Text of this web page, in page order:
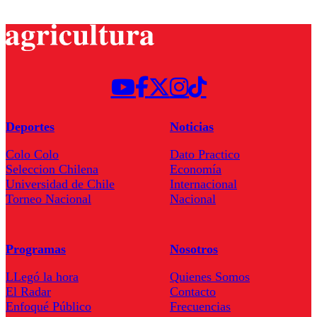
Deportes
Colo Colo
Seleccion Chilena
Universidad de Chile
Torneo Nacional
Noticias
Dato Practico
Economía
Internacional
Nacional
Programas
LLegó la hora
El Radar
Enfoqué Público
Nosotros
Quienes Somos
Contacto
Frecuencias